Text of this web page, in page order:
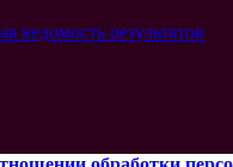
ведомость результатов